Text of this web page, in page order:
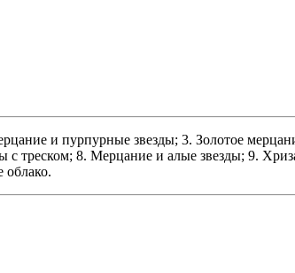
и пурпурные звезды; 3. Золотое
треском; 8. Мерцание и алые звезды; 9.